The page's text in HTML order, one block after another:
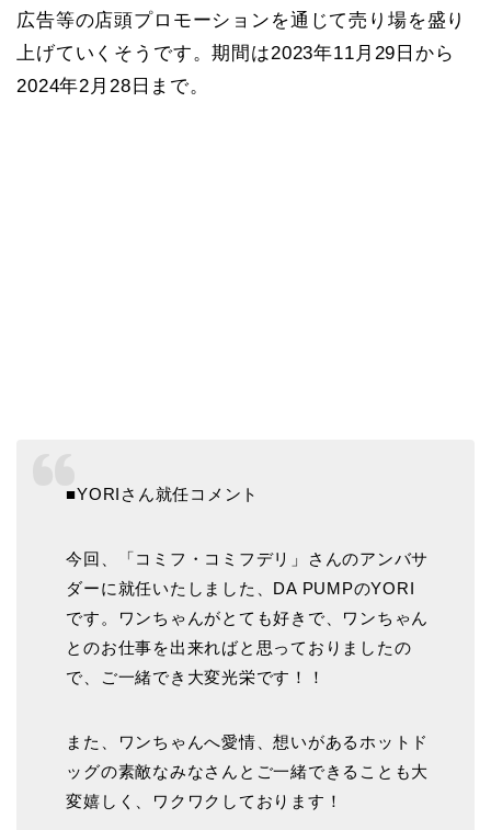
広告等の店頭プロモーションを通じて売り場を盛り
上げていくそうです。期間は2023年11月29日から
2024年2月28日まで。
■YORIさん就任コメント
今回、「コミフ・コミフデリ」さんのアンバサ
ダーに就任いたしました、DA PUMPのYORI
です。ワンちゃんがとても好きで、ワンちゃん
とのお仕事を出来ればと思っておりましたの
で、ご一緒でき大変光栄です！！
また、ワンちゃんへ愛情、想いがあるホットド
ッグの素敵なみなさんとご一緒できることも大
変嬉しく、ワクワクしております！